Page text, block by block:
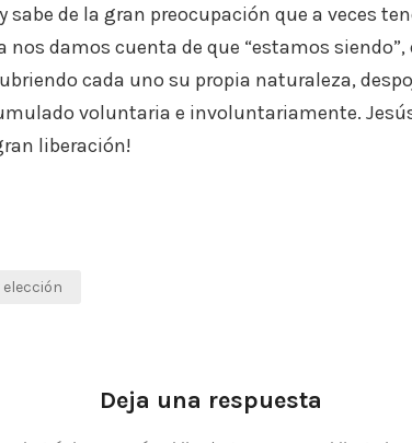
de la gran preocupación que a veces
nos damos cuenta de que “estamos
cada uno su propia naturaleza,
voluntaria e involuntariamente.
liberación!
Deja una respuesta